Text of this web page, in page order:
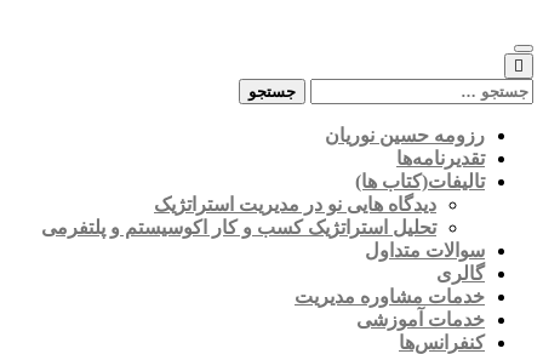
to
content
جستجو
رزومه حسین نوریان
تقدیرنامه‌ها
تالیفات(کتاب ها)
دیدگاه هایی نو در مدیریت استراتژیک
تحلیل استراتژیک کسب و کار اکوسیستم و پلتفرمی
سوالات متداول
گالری
خدمات مشاوره مدیریت
خدمات آموزشی
کنفرانس‌ها